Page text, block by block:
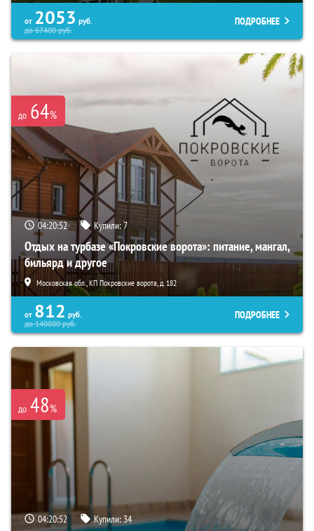
от 2053 руб.
до67400руб.
ПОДРОБНЕЕ
до 64%
04:20:51 Купили:7
Отдых на турбазе «Покровские ворота»: питание, мангал,
бильярд и другое
Московская обл., КП Покровские ворота, д. 182
от 812 руб.
до140800руб.
ПОДРОБНЕЕ
до 48%
04:20:51 Купили:34